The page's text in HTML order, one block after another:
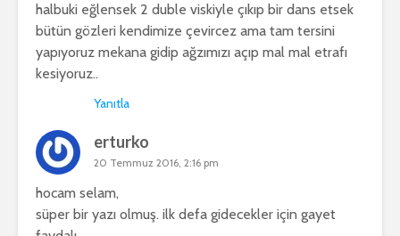
halbuki eğlensek 2 duble viskiyle çıkıp bir dans etsek
bütün gözleri kendimize çevircez ama tam tersini
yapıyoruz mekana gidip ağzımızı açıp mal mal etrafı
kesiyoruz..
Yanıtla
erturko
20 Temmuz 2016, 2:16 pm
hocam selam,
süper bir yazı olmuş. ilk defa gidecekler için gayet